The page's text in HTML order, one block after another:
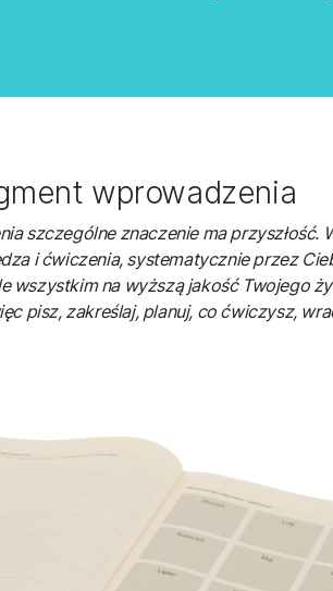
wprowadzenia
szczególne znaczenie ma
i ćwiczenia, systematycznie przez
wszystkim na wyższą jakość Twojego
pisz, zakreślaj, planuj, co ćwiczysz,